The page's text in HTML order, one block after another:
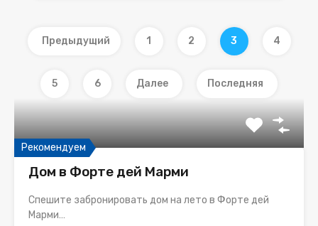
Предыдущий 1 2 3 4
5 6 Далее Последняя
Рекомендуем
Дом в Форте дей Марми
Спешите забронировать дом на лето в Форте дей
Марми…